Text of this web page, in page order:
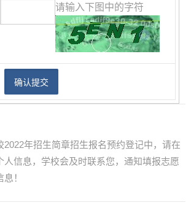
请输入下图中的字符
2022年招生简章招生报名预约登记中，请在
人信息，学校会及时联系您，通知填报志愿
！